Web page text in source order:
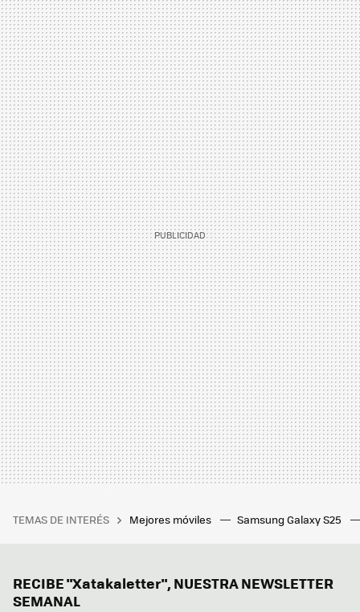
TEMAS DE INTERÉS Mejores móviles Samsung Galaxy S25
RECIBE "Xatakaletter", NUESTRA NEWSLETTER
SEMANAL